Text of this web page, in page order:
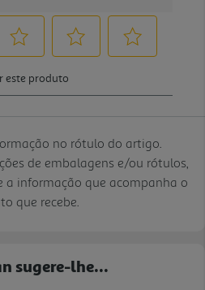
no rótulo do artigo.
de embalagens e/ou rótulos,
a informação que acompanha o
que recebe.
sugere-lhe...